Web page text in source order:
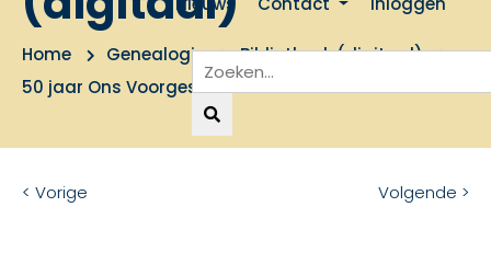
Home Genealogie
Bibliotheek (digitaal)
50 jaar Ons Voorgeslacht
< Vorige Volgende >